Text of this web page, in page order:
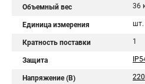
Объемный вес 36
Единица измерения шт.
Кратность поставки 1
Защита
Напряжение (B) 220